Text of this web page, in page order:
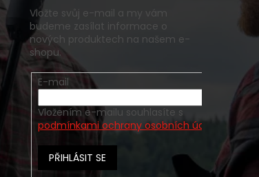
Vložte svůj e-mail a my vám
budeme zasílat informace o
nových produktech na našem e-
shopu.
E-mail
Vložením e-mailu souhlasíte s
podmínkami ochrany osobních údajů
PŘIHLÁSIT SE